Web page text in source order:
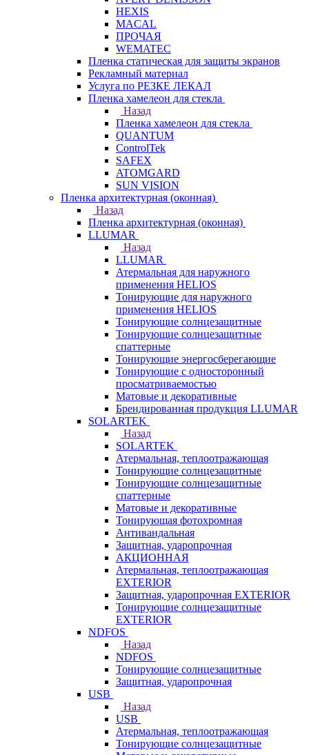
HEXIS
MACAL
ПРОЧАЯ
WEMATEC
Пленка статическая для защиты экранов
Рекламный материал
Услуга по РЕЗКЕ ЛЕКАЛ
Пленка хамелеон для стекла
Назад
Пленка хамелеон для стекла
QUANTUM
ControlTek
SAFEX
ATOMGARD
SUN VISION
Пленка архитектурная (оконная)
Назад
Пленка архитектурная (оконная)
LLUMAR
Назад
LLUMAR
Атермальная для наружного
применения HELIOS
Тонирующие для наружного
применения HELIOS
Тонирующие солнцезащитные
Тонирующие солнцезащитные
спаттерные
Тонирующие энергосберегающие
Тонирующие с односторонный
просматриваемостью
Матовые и декоративные
Брендированная продукция LLUMAR
SOLARTEK
Назад
SOLARTEK
Атермальная, теплоотражающая
Тонирующие солнцезащитные
Тонирующие солнцезащитные
спаттерные
Матовые и декоративные
Тонирующая фотохромная
Антивандальная
Защитная, ударопрочная
АКЦИОННАЯ
Атермальная, теплоотражающая
EXTERIOR
Защитная, ударопрочная EXTERIOR
Тонирующие солнцезащитные
EXTERIOR
NDFOS
Назад
NDFOS
Тонирующие солнцезащитные
Защитная, ударопрочная
USB
Назад
USB
Атермальная, теплоотражающая
Тонирующие солнцезащитные